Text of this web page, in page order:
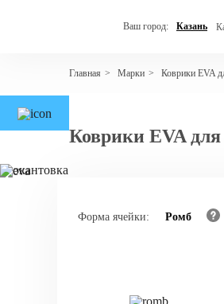
Ваш город: Казань
Главная > Марки > Коврики EVA
Коврики EVA
Форма ячейки: Ромб